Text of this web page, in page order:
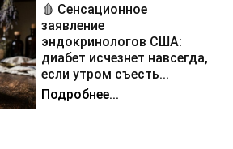
🩸 Сенсационное
заявление
эндокринологов США:
диабет исчезнет навсегда,
если утром съесть...
Подробнее...